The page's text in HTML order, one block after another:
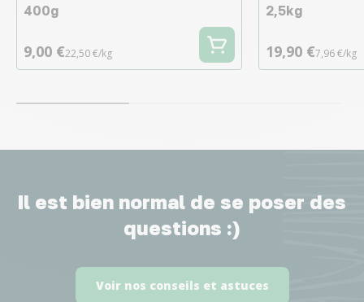
400g
9,00 €22,50 €/kg
2,5kg
19,90 €7,96 €/kg
Il est bien normal de se poser des
questions :)
Voir nos conseils et astuces